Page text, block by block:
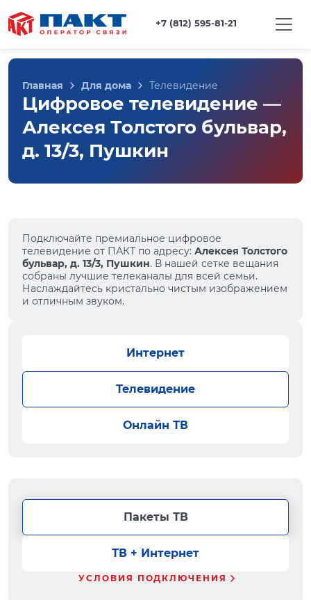
+7 (812) 595-81-21
Главная Для дома Телевидение
Цифровое телевидение —
Алексея Толстого бульвар,
д. 13/3, Пушкин
Подключайте премиальное цифровое
телевидение от ПАКТ по адресу: Алексея Толстого
бульвар, д. 13/3, Пушкин. В нашей сетке вещания
собраны лучшие телеканалы для всей семьи.
Наслаждайтесь кристально чистым изображением
и отличным звуком.
Интернет
Телевидение
Онлайн ТВ
Пакеты ТВ
ТВ + Интернет
УСЛОВИЯ ПОДКЛЮЧЕНИЯ